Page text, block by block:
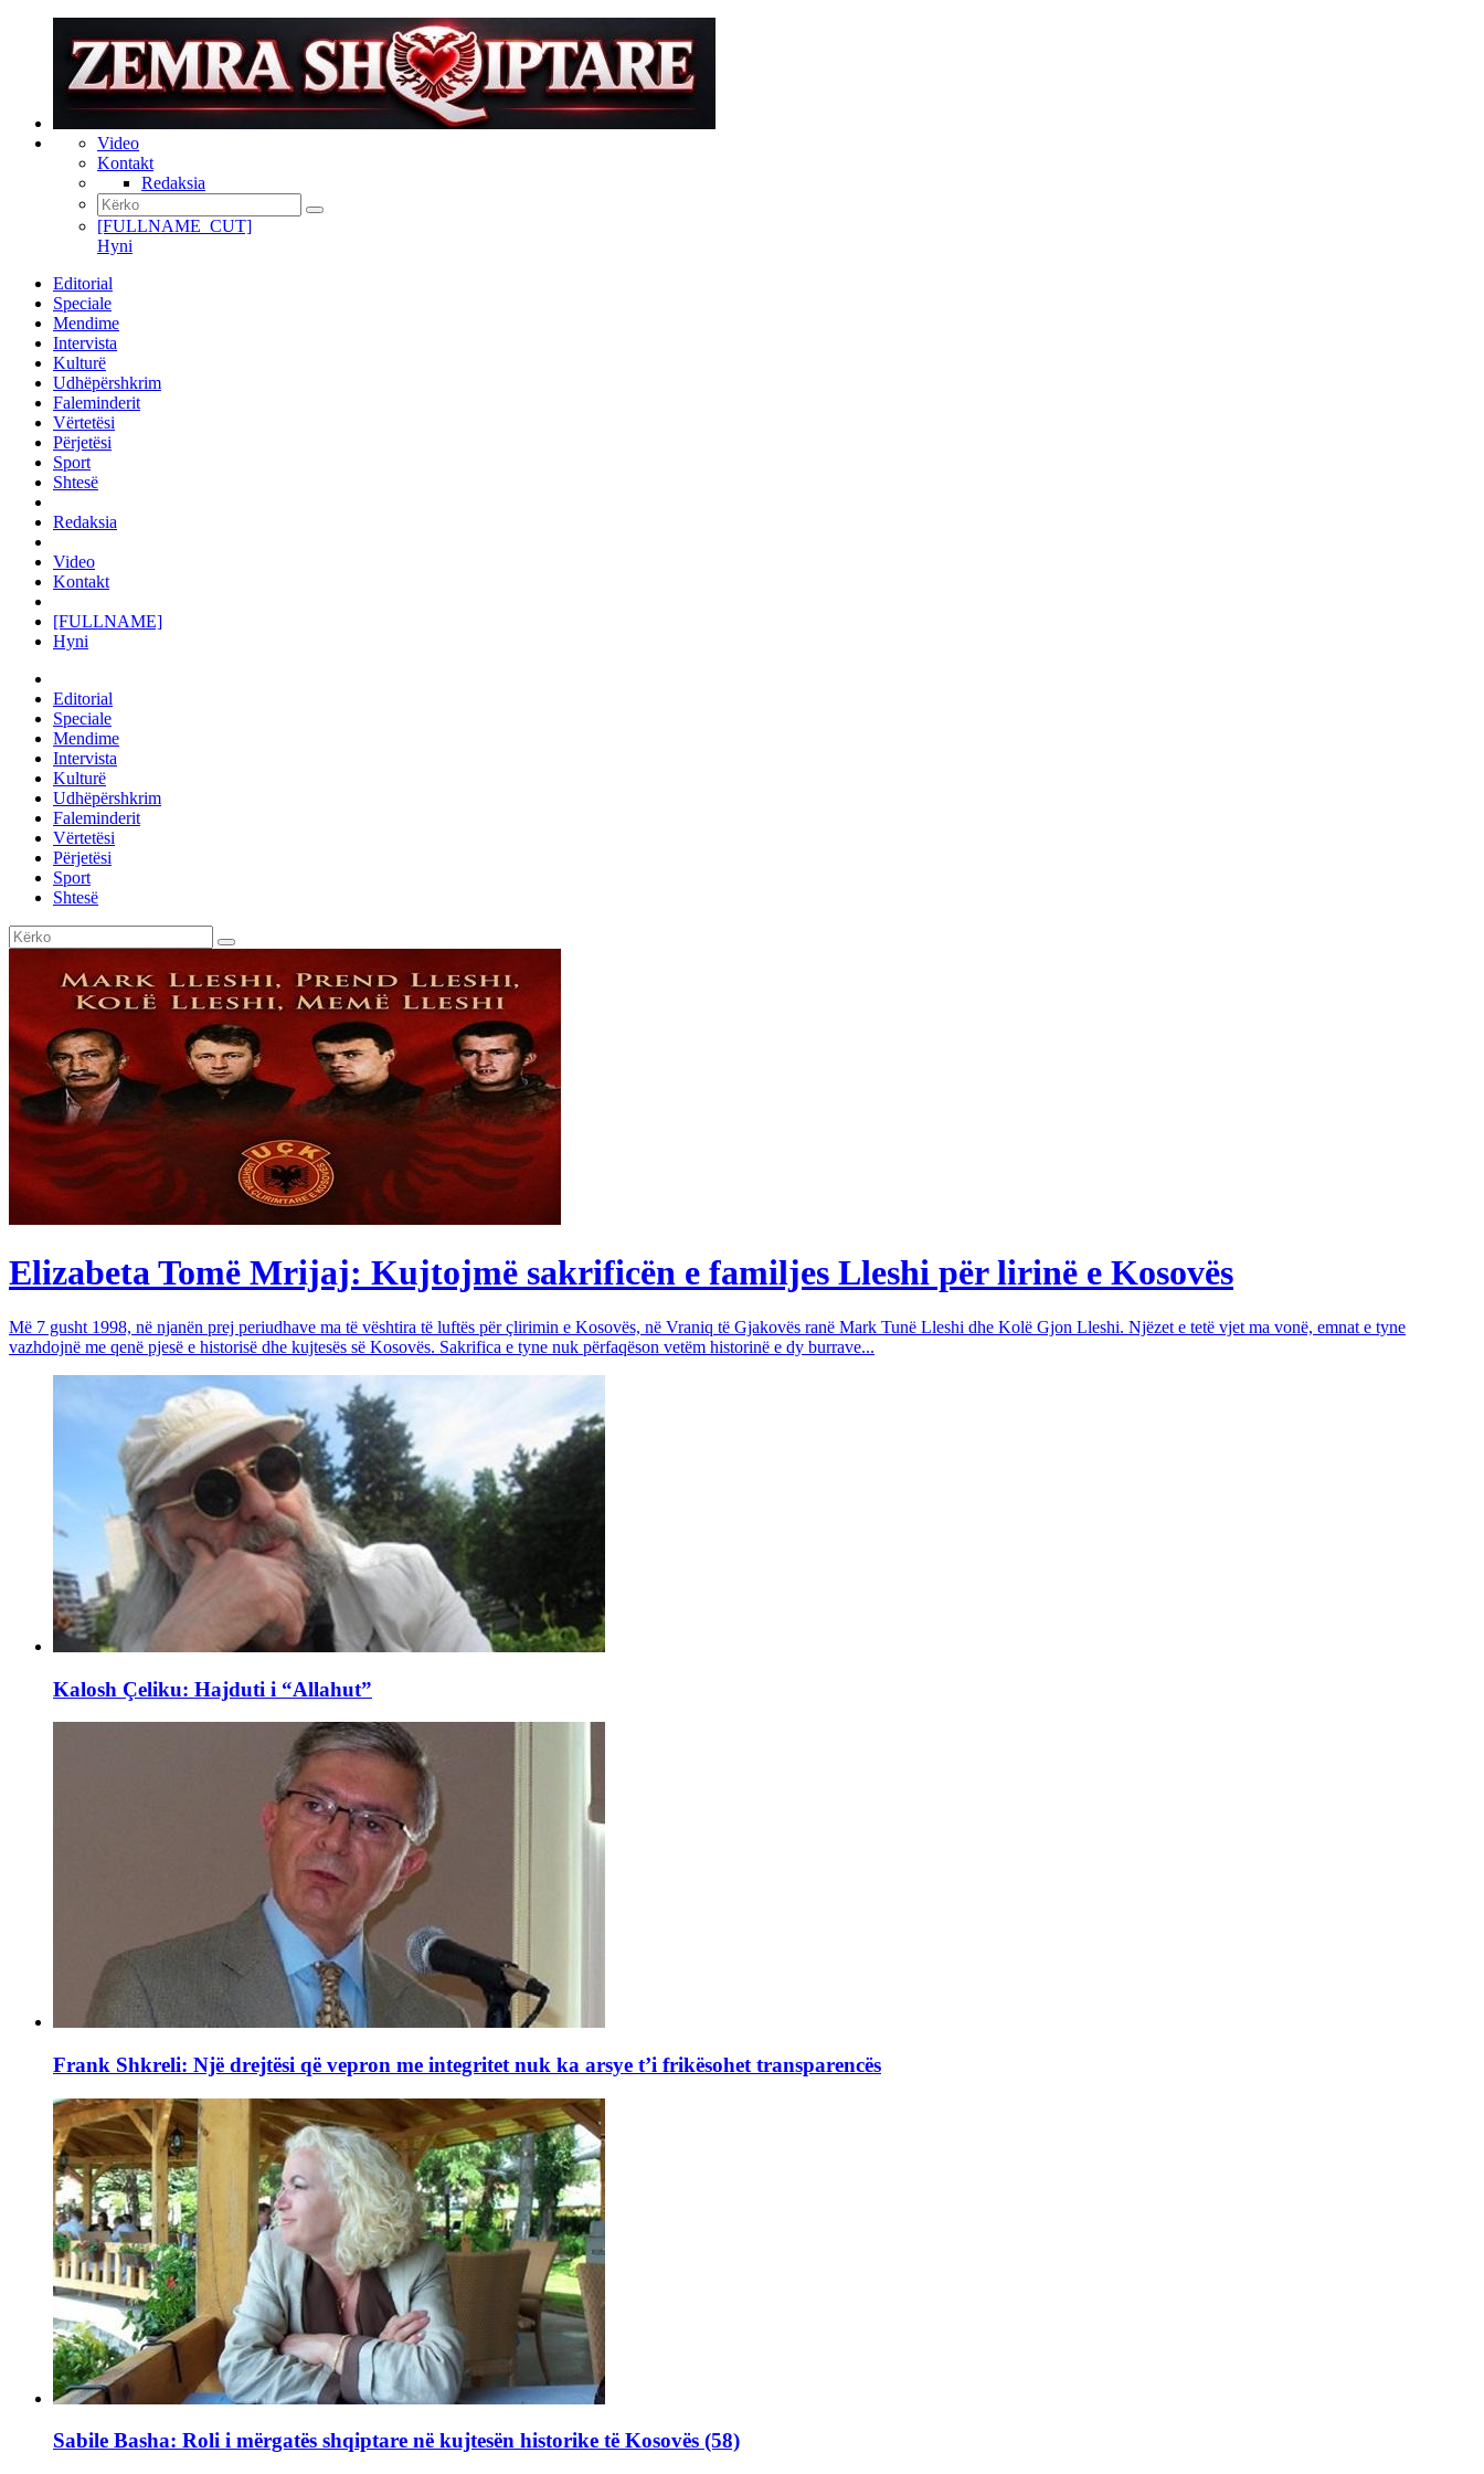
Video
Kontakt
Redaksia
[FULLNAME_CUT]
Hyni
Editorial
Speciale
Mendime
Intervista
Kulturë
Udhëpërshkrim
Faleminderit
Vërtetësi
Përjetësi
Sport
Shtesë
Redaksia
Video
Kontakt
[FULLNAME]
Hyni
Editorial
Speciale
Mendime
Intervista
Kulturë
Udhëpërshkrim
Faleminderit
Vërtetësi
Përjetësi
Sport
Shtesë
Elizabeta Tomë Mrijaj: Kujtojmë sakrificën e familjes Lleshi për lirinë e Kosovës
Më 7 gusht 1998, në njanën prej periudhave ma të vështira të luftës për çlirimin e Kosovës, në Vraniq të Gjakovës ranë Mark Tunë Lleshi dhe Kolë Gjon Lleshi. Njëzet e tetë vjet ma vonë, emnat e tyne
vazhdojnë me qenë pjesë e historisë dhe kujtesës së Kosovës. Sakrifica e tyne nuk përfaqëson vetëm historinë e dy burrave...
Kalosh Çeliku: Hajduti i “Allahut”
Frank Shkreli: Një drejtësi që vepron me integritet nuk ka arsye t’i frikësohet transparencës
Sabile Basha: Roli i mërgatës shqiptare në kujtesën historike të Kosovës (58)